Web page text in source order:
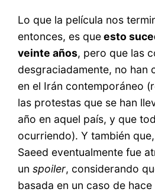
Lo que la película nos
entonces, es queesto
veinte años, pero que las
desgraciadamente, no han
en el Irán contemporáneo
las protestas que se han
año en aquel país, y que
ocurriendo). Y también
Saeed eventualmente fue
unspoiler, considerando
basada en un caso de